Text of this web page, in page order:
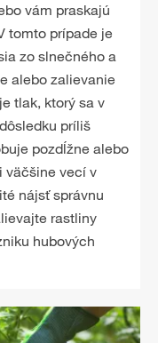
vám praskajú
tomto prípade je
zo slnečného a
alebo zalievanie
tlak, ktorý sa v
príliš
pozdĺžne alebo
väčšine vecí v
nájsť správnu
rastliny
hubových